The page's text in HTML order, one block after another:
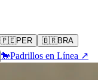
🇵🇪PER 🇧🇷BRA
🐎Padrillos en Línea ↗